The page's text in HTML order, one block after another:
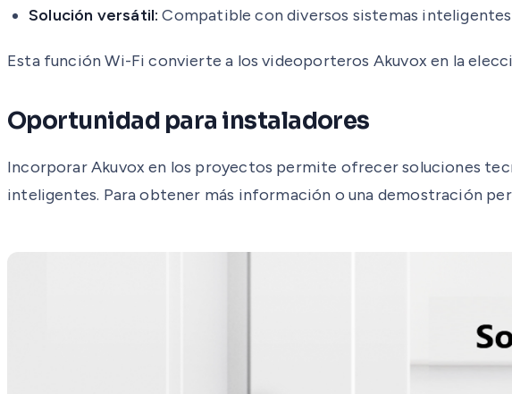
Solución versátil: Compatible con diversos sistemas
Esta función Wi-Fi convierte a los videoporteros Akuvox en la
Oportunidad para instaladores
Incorporar Akuvox en los proyectos permite ofrecer soluciones
inteligentes. Para obtener más información o una demostración